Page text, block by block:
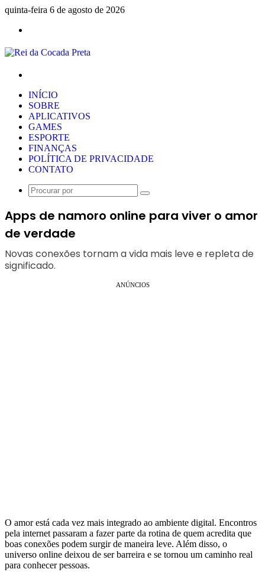
quinta-feira 6 de agosto de 2026
INÍCIO
SOBRE
APLICATIVOS
GAMES
ESPORTE
FINANÇAS
POLÍTICA DE PRIVACIDADE
CONTATO
Procurar
Apps de namoro online para viver o amor
de verdade
Novas conexões tornam a vida mais leve e repleta de
significado.
ANÚNCIOS
O amor está cada vez mais integrado ao ambiente digital. Encontros
pela internet passaram a fazer parte da rotina de quem acredita que
boas conexões podem surgir de maneira leve. Além disso, o
universo online deixou de ser barreira e se tornou um caminho real
para conhecer pessoas.